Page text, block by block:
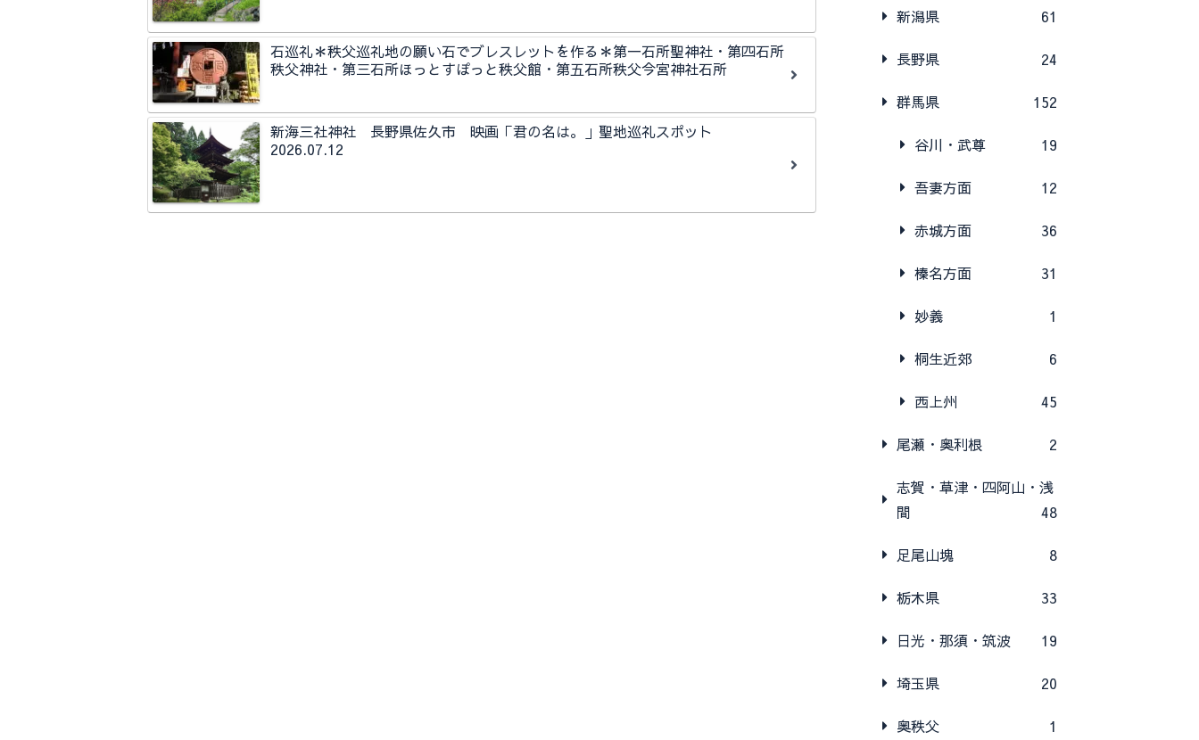
石巡礼＊秩父巡礼地の願い石でブレスレットを作る＊第一石所聖神社・第四石所
秩父神社・第三石所ほっとすぽっと秩父館・第五石所秩父今宮神社石所
新海三社神社 長野県佐久市 映画「君の名は。」聖地巡礼スポット
2026.07.12
新潟県 61
長野県 24
群馬県 152
谷川・武尊 19
吾妻方面 12
赤城方面 36
榛名方面 31
妙義 1
桐生近郊 6
西上州 45
尾瀬・奥利根 2
志賀・草津・四阿山・浅
間
48
足尾山塊 8
栃木県 33
日光・那須・筑波 19
埼玉県 20
奥秩父 1